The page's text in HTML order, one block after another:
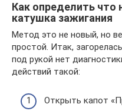
Как определить что
катушка зажигания
Метод это не новый, но
простой. Итак,
под рукой нет
действий такой:
Открыть капот